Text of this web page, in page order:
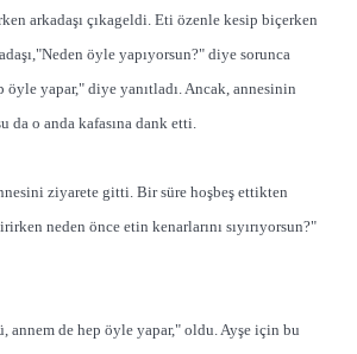
arkadaşı çıkageldi. Eti özenle kesip biçerken
öyle yapıyorsun?" diye sorunca
öyle yapar," diye yanıtladı. Ancak, annesinin
da o anda kafasına dank etti.
ziyarete gitti. Bir süre hoşbeş ettikten
neden önce etin kenarlarını sıyırıyorsun?"
annem de hep öyle yapar," oldu. Ayşe için bu